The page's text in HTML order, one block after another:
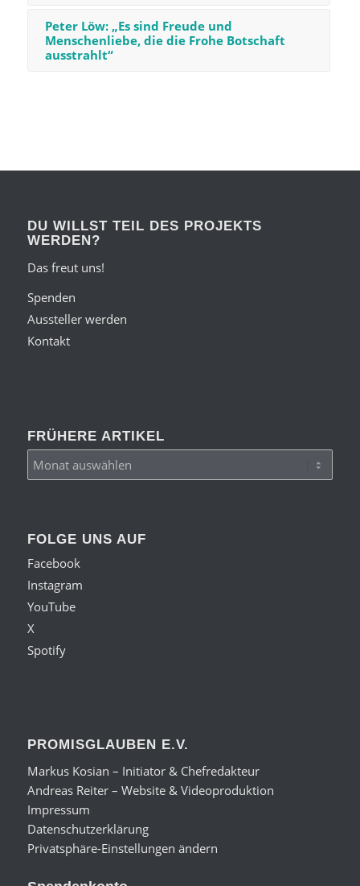
Peter Löw: „Es sind Freude und
Menschenliebe, die die Frohe Botschaft
ausstrahlt“
DU WILLST TEIL DES PROJEKTS
WERDEN?
Das freut uns!
Spenden
Aussteller werden
Kontakt
FRÜHERE ARTIKEL
FOLGE UNS AUF
Facebook
Instagram
YouTube
X
Spotify
PROMISGLAUBEN E.V.
Markus Kosian – Initiator & Chefredakteur
Andreas Reiter – Website & Videoproduktion
Impressum
Datenschutzerklärung
Privatsphäre-Einstellungen ändern